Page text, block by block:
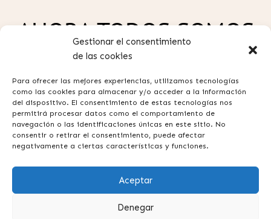
Gestionar el consentimiento
de las cookies
Para ofrecer las mejores experiencias, utilizamos tecnologías
como las cookies para almacenar y/o acceder a la información
del dispositivo. El consentimiento de estas tecnologías nos
permitirá procesar datos como el comportamiento de
navegación o las identificaciones únicas en este sitio. No
consentir o retirar el consentimiento, puede afectar
negativamente a ciertas características y funciones.
Aceptar
Denegar
AHORA TODOS SOMOS
GUAW
Política de privacidad
Términos y condiciones